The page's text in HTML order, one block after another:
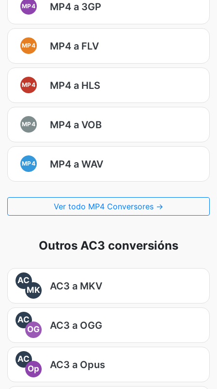
MP4 MP4 a 3GP
MP4 MP4 a FLV
MP4 MP4 a HLS
MP4 MP4 a VOB
MP4 MP4 a WAV
Ver todo MP4 Conversores →
Outros AC3 conversións
AC
MK
AC3 a MKV
AC
OG
AC3 a OGG
AC
Op
AC3 a Opus